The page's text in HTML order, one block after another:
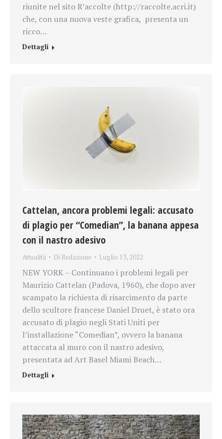
riunite nel sito R’accolte (http://raccolte.acri.it)
che, con una nuova veste grafica, presenta un
ricco…
Dettagli
Cattelan, ancora problemi legali: accusato
di plagio per “Comedian”, la banana appesa
con il nastro adesivo
Attualità Di Redazione Luglio 13, 2022
NEW YORK – Continuano i problemi legali per
Maurizio Cattelan (Padova, 1960), che dopo aver
scampato la richiesta di risarcimento da parte
dello scultore francese Daniel Druet, è stato ora
accusato di plagio negli Stati Uniti per
l’installazione “Comedian”, ovvero la banana
attaccata al muro con il nastro adesivo,
presentata ad Art Basel Miami Beach…
Dettagli